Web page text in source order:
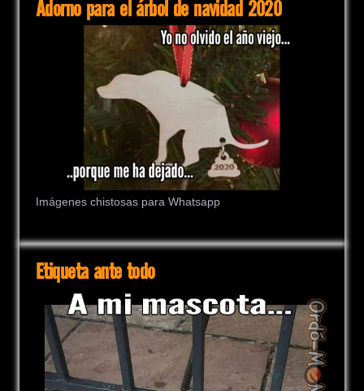
Adorno para el árbol de navidad 2020
Imágenes chistosas para Whatsapp
Etiqueta ante todo